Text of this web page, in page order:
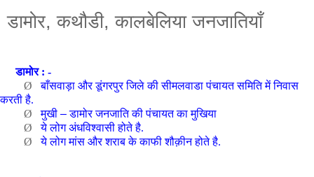
डामोर, कथौडी, कालबेलिया जनजातियाँ
डामोर : -
Ø
बाँसवाड़ा और डूंगरपुर जिले की सीमलवाडा पंचायत समिति में निवास
करती है.
Ø
मुखी –डामोर जनजाति की पंचायत का मुखिया
Ø
ये लोग अंधविश्वासी होते है.
Ø
ये लोग मांस और शराब के काफी शौक़ीन होते है.